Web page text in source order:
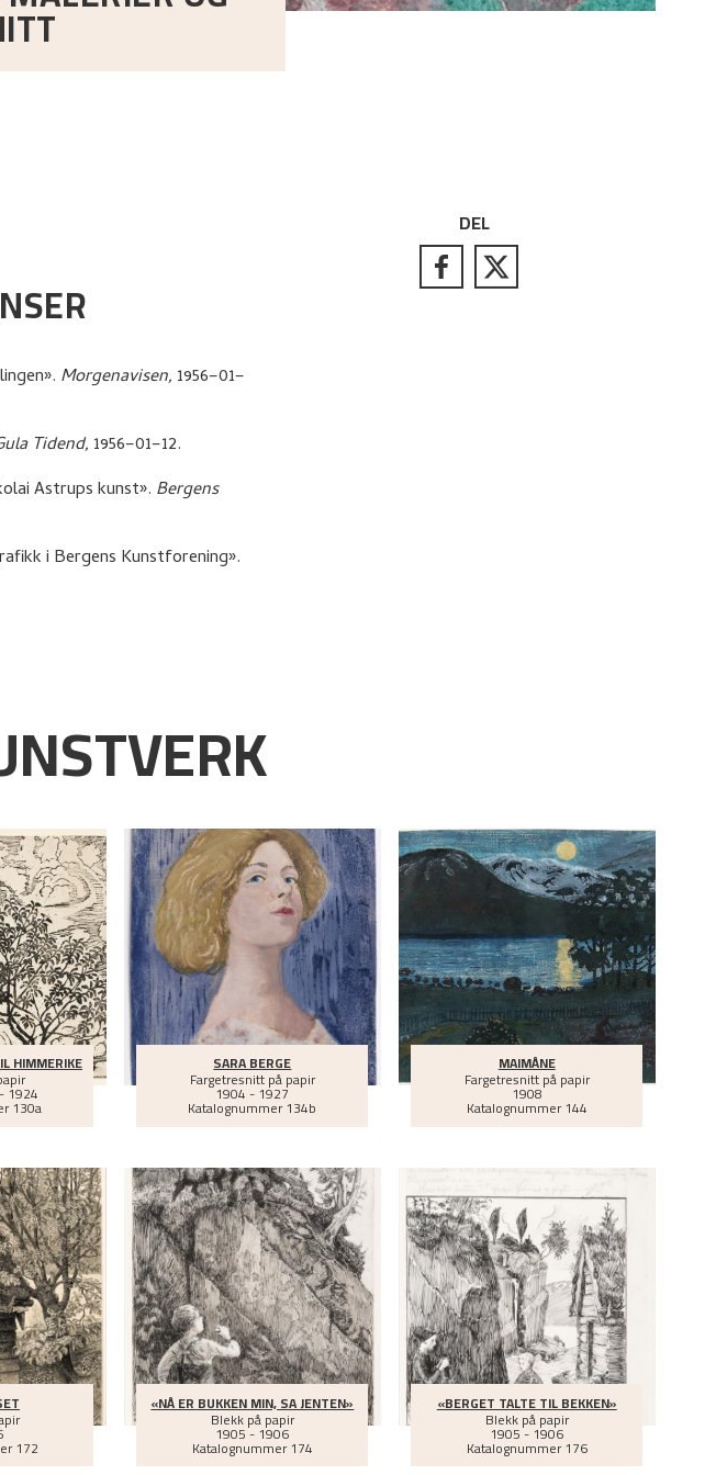
. Morgenavisen, 1956–01–
Tidend, 1956–01–12.
Astrups kunst». Bergens
i Bergens Kunstforening».
DEL
HIMMERIKE
1924
130a
SARA BERGE
Fargetresnitt på papir
1904 - 1927
Katalognummer 134b
MAIMÅNE
Fargetresnitt på papir
1908
Katalognummer 144
172
«NÅ ER BUKKEN MIN, SA JENTEN»
Blekk på papir
1905 - 1906
Katalognummer 174
«BERGET TALTE TIL BEKKEN»
Blekk på papir
1905 - 1906
Katalognummer 176